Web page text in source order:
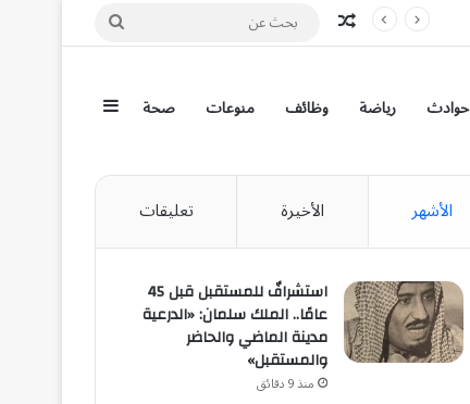
مقال عشوائي
بحث
حوادث رياضة وظائف منوعات صحة إضافة عمود
الأشهر الأخيرة تعليقات
استشرافٌ للمستقبل قبل 45
عامًا.. الملك سلمان: «الدرعية
مدينة الماضي والحاضر
والمستقبل»
منذ 9 دقائق